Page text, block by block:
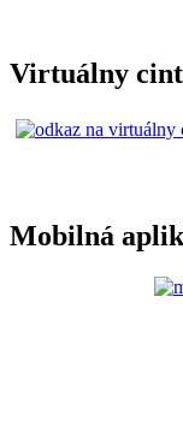
Virtuálny
Mobilná